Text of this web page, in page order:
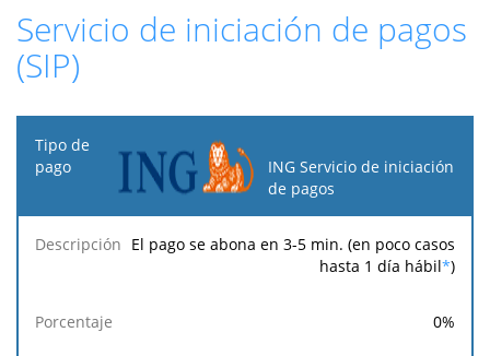
Servicio de iniciación de pagos
(SIP)
Tipo
de
Descripción Porcentaje
Tarifa
mínima
Tarifa
máxima
ING Servicio de iniciación
de pagos
El pago se abona en 3-5 min. (en poco casos
hasta 1 día hábil*)
0%